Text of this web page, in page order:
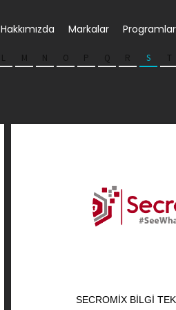
Hakkımızda Markalar Programlar
L M N O P Q R S T
SECROMIX BILGI